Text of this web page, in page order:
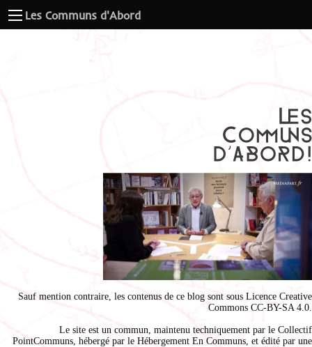
Les Communs d'Abord
Sauf mention contraire, les contenus de ce blog sont sous Licence Creative
Commons CC-BY-SA 4.0.
Le site est un commun, maintenu techniquement par le Collectif
PointCommuns, hébergé par le Hébergement En Communs, et édité par une